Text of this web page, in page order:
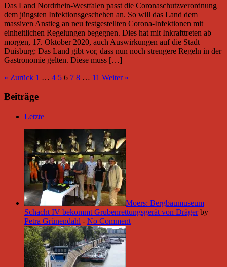
Das Land Nordrhein-Westfalen passt die Coronaschutzverordnung
dem jüngsten Infektionsgeschehen an. So will das Land dem
massiven Anstieg an neu festgestellten Corona-Infektionen mit
einheitlichen Regelungen begegnen. Dies hat mit Inkrafttreten ab
morgen, 17. Oktober 2020, auch Auswirkungen auf die Stadt
Duisburg: Das Land gibt vor, dass nun noch strengere Regeln in der
Gastronomie gelten. Diese muss […]
« Zurück 1 … 4 5 6 7 8 … 11 Weiter »
Beiträge
Letzte
Moers: Bergbaumuseum
Schacht IV bekommt Grubenrettungsgerät von Dräger by
Petra Grünendahl - No Comment